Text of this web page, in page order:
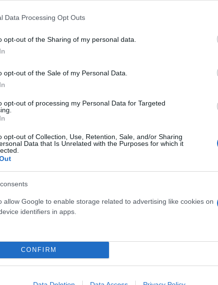
Data Processing Opt Outs
opt-out of the Sharing of my personal data.
opt-out of the Sale of my Personal Data.
opt-out of processing my Personal Data for Targeted
opt-out of Collection, Use, Retention, Sale, and/or Sharing
Data that Is Unrelated with the Purposes for which it
allow Google to enable storage related to advertising like cookies on
identifiers in apps.
CONFIRM
που περνούσε μου θύμιζε ότι δεν είχα
χαρά και δύναμη από αυτό το άθλημα ως
καρδιά να αφήνει πίσω κάθε φορά το μωρό της,